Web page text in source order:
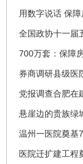
用数字说话 保
全国政协十一届
700万套：保障
券商调研县级医
党报调查合肥在
悬崖边的贵族绿
温州一医院奠基
医院迁扩建工程